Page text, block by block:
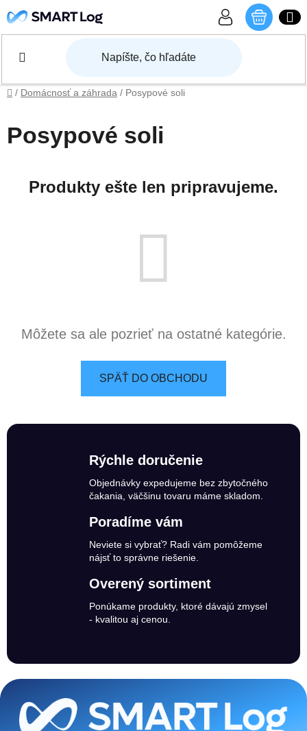
Domov
/ Domácnosť a záhrada / Posypové soli
Posypové soli
Produkty ešte len pripravujeme.
Môžete sa ale pozrieť na ostatné kategórie.
SPÄŤ DO OBCHODU
Rýchle doručenie
Objednávky expedujeme bez zbytočného
čakania, väčšinu tovaru máme skladom.
Poradíme vám
Neviete si vybrať? Radi vám pomôžeme
nájsť to správne riešenie.
Overený sortiment
Ponúkame produkty, ktoré dávajú zmysel
- kvalitou aj cenou.
Zápätie